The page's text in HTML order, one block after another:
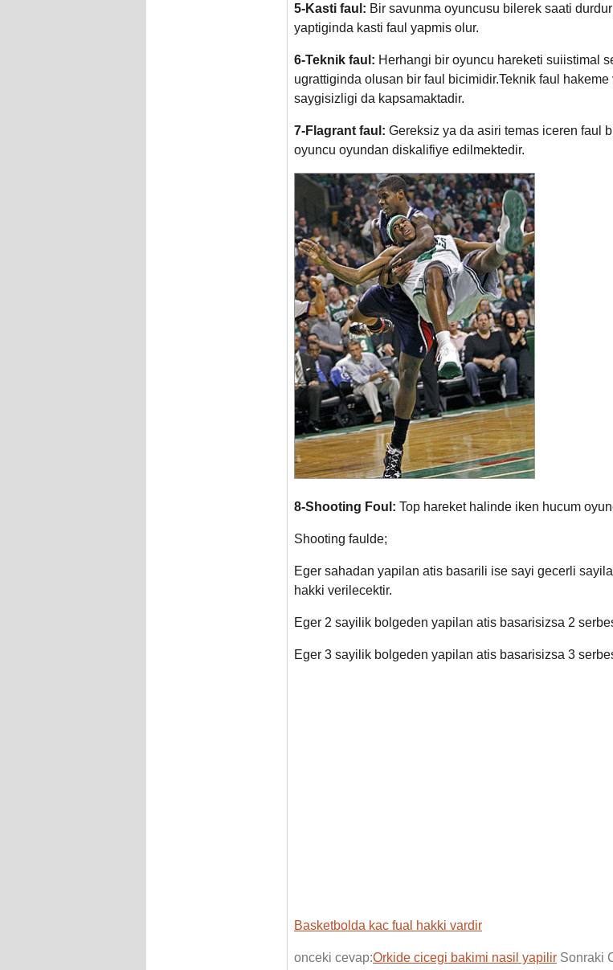
5-Kasti faul: Bir savunma oyuncusu bilerek saati
yaptiginda kasti faul yapmis olur.
6-Teknik faul: Herhangi bir oyuncu hareketi suiistimal
ugrattiginda olusan bir faul bicimidir.Teknik faul
saygisizligi da kapsamaktadir.
7-Flagrant faul: Gereksiz ya da asiri temas iceren faul
oyuncu oyundan diskalifiye edilmektedir.
8-Shooting Foul: Top hareket halinde iken hucum
Shooting faulde;
Eger sahadan yapilan atis basarili ise sayi gecerli
hakki verilecektir.
Eger 2 sayilik bolgeden yapilan atis basarisizsa 2
Eger 3 sayilik bolgeden yapilan atis basarisizsa 3
Basketbolda kac fual hakki vardir
onceki cevap:Orkide cicegi bakimi nasil yapilir Sonraki